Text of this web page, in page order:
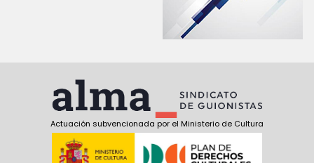
Actuación subvencionada por el Ministerio de Cultura